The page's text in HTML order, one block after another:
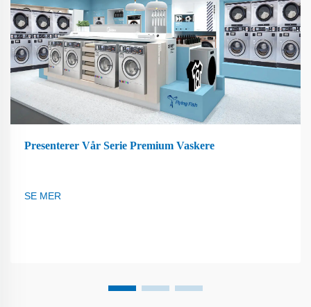
Presenterer Vår Serie Premium Vaskere
SE MER